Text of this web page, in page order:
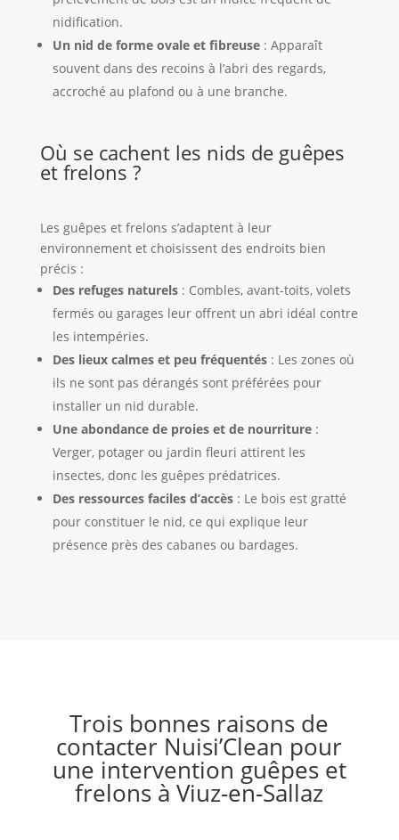
nidification.
Un nid de forme ovale et fibreuse: Apparaît
souvent dans des recoins à l’abri des regards,
accroché au plafond ou à une branche.
Où se cachent les nids de guêpes
et frelons ?
Les guêpes et frelons s’adaptent à leur
environnement et choisissent des endroits bien
précis :
Des refuges naturels: Combles, avant-toits, volets
fermés ou garages leur offrent un abri idéal contre
les intempéries.
Des lieux calmes et peu fréquentés: Les zones où
ils ne sont pas dérangés sont préférées pour
installer un nid durable.
Une abondance de proies et de nourriture:
Verger, potager ou jardin fleuri attirent les
insectes, donc les guêpes prédatrices.
Des ressources faciles d’accès: Le bois est gratté
pour constituer le nid, ce qui explique leur
présence près des cabanes ou bardages.
Trois bonnes raisons de
contacter Nuisi’Clean pour
une intervention guêpes et
frelons à Viuz-en-Sallaz